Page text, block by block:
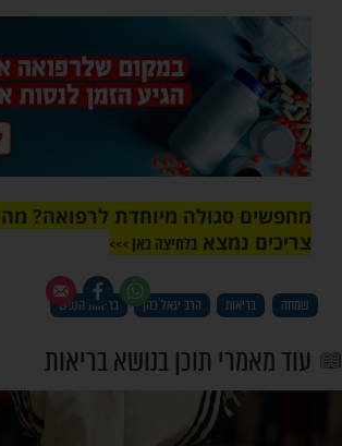
להבריא?
להבריא את הגוף שלך? שחרר.
רפויים, תן למערכת הדם
תרגיש קליל, קליל זה אדם
רוח טוב, ואומרים לי "בוא
בוא ניסע!". עכשיו, אני מרגיש
לאן שאני רוצה.
למטה, הכל נראה לך כבד.
עכשיו ללמוד מסכת מסוימת. אם
חושב "כן, אני צריך ללמוד
בגמרא", אני מיד גם ורץ